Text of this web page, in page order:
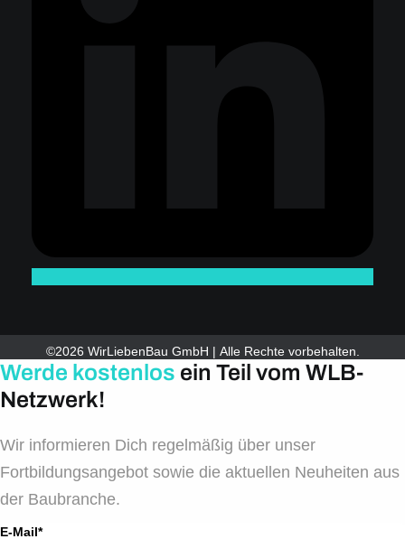
©2026 WirLiebenBau GmbH | Alle Rechte vorbehalten.
Werde kostenlos ein Teil vom WLB-
Netzwerk!
Wir informieren Dich regelmäßig über unser
Fortbildungsangebot sowie die aktuellen Neuheiten aus
der Baubranche.
E-Mail*